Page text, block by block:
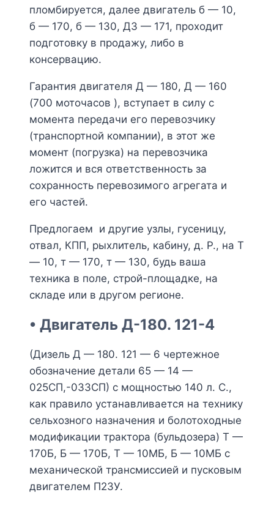
пломбируется, далее двигатель б — 10,
б — 170, б — 130, ДЗ — 171, проходит
подготовку в продажу, либо в
консервацию.
Гарантия двигателя Д — 180, Д — 160
(700 моточасов ), вступает в силу с
момента передачи его перевозчику
(транспортной компании), в этот же
момент (погрузка) на перевозчика
ложится и вся ответственность за
сохранность перевозимого агрегата и
его частей.
Предлогаем и другие узлы, гусеницу,
отвал, КПП, рыхлитель, кабину, д. Р., на Т
— 10, т — 170, т — 130, будь ваша
техника в поле, строй-площадке, на
складе или в другом регионе.
• Двигатель Д-180. 121-4
(Дизель Д — 180. 121 — 6 чертежное
обозначение детали 65 — 14 —
025СП,-033СП) с мощностью 140 л. С.,
как правило устанавливается на технику
сельхозного назначения и болотоходные
модификации трактора (бульдозера) Т —
170Б, Б — 170Б, Т — 10МБ, Б — 10МБ с
механической трансмиссией и пусковым
двигателем П23У.